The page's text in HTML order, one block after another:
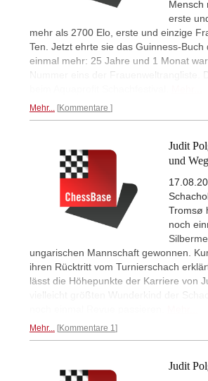
Mensch
erste
mehr als 2700 Elo, erste und einzige
Ten. Jetzt ehrte sie das Guinness-Buch
einmal mehr: 25 Jahre und 1 Monat
Nummer eins der Frauenweltrangliste.
Mehr... Kommentare
Judit
und
Tromsø
noch
ungarischen Mannschaft gewonnen.
ihren Rücktritt vom Turnierschach
lässt die Höhepunkte der Karriere von
vielleicht größten Wunderkind der
Mehr... Kommentare 1
Judit